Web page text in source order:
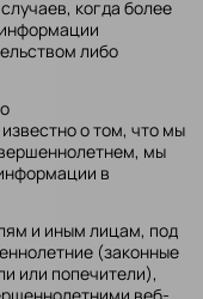
когда более
либо
о том, что мы
мы
в
и иным лицам, под
(законные
или попечители),
веб-